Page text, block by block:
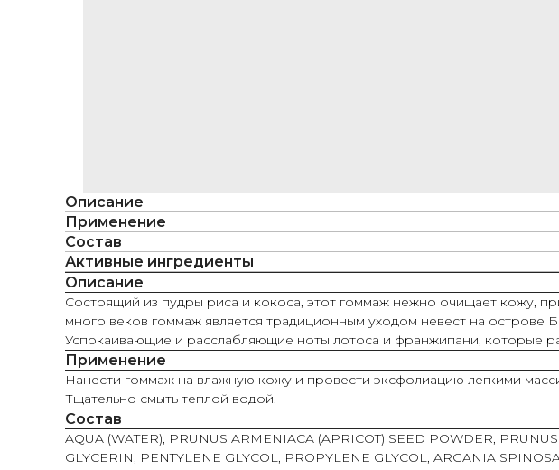
Описание
Применение
Состав
Активные ингредиенты
Описание
Состоящий из пудры риса и кокоса, этот гоммаж нежно очищает кожу,
много веков гоммаж является традиционным уходом невест на острове
Успокаивающие и расслабляющие ноты лотоса и франжипани, которые
Применение
Нанести гоммаж на влажную кожу и провести эксфолиацию легкими
Тщательно смыть теплой водой.
Состав
AQUA (WATER), PRUNUS ARMENIACA (APRICOT) SEED POWDER,
GLYCERIN, PENTYLENE GLYCOL, PROPYLENE GLYCOL, ARGANIA